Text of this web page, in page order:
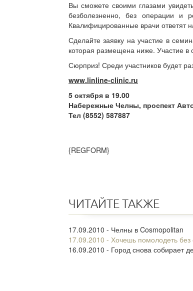
Вы сможете своими глазами
безболезненно, без операции и
Квалифицированные врачи ответят
Сделайте заявку на участие в
которая размещена ниже. Участие
Сюрприз! Среди участников будет
www.linline-clinic.ru
5 октября в 19.00
Набережные Челны, проспект
Тел (8552) 587887
{REGFORM}
ЧИТАЙТЕ ТАКЖЕ
17.09.2010 - Челны в Cosmopolitan
17.09.2010 - Хочешь помолодеть
16.09.2010 - Город снова собирает